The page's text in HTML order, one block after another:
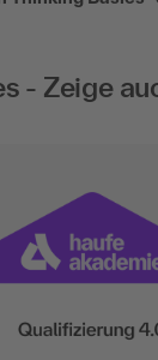
- Zeige